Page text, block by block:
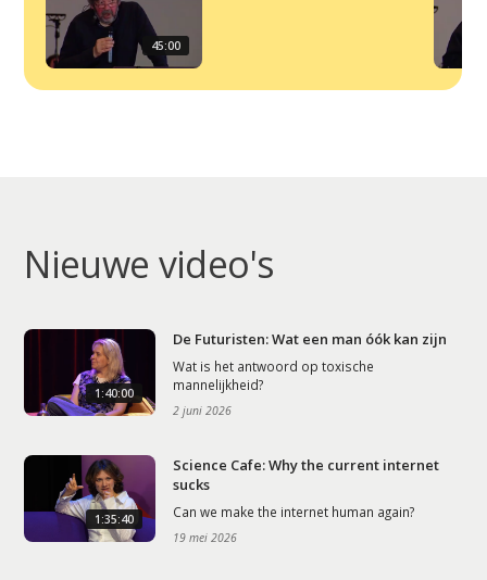
45:00
Nieuwe video's
1:40:00
De Futuristen: Wat een man óók kan zijn
Wat is het antwoord op toxische
mannelijkheid?
2 juni 2026
1:35:40
Science Cafe: Why the current internet
sucks
Can we make the internet human again?
19 mei 2026